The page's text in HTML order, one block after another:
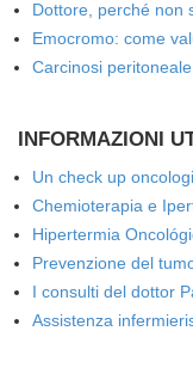
Dottore, perché non
Emocromo: come
Carcinosi
INFORMAZIONI
Un check up
Chemioterapia e
Hipertermia
Prevenzione del
I consulti del dottor
Assistenza